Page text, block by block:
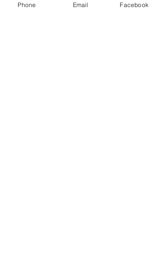
Phone Email Facebook